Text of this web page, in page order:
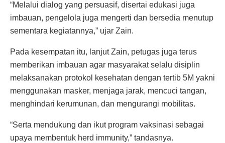
“Melalui dialog yang persuasif, disertai edukasi juga
imbauan, pengelola juga mengerti dan bersedia menutup
sementara kegiatannya,” ujar Zain.
Pada kesempatan itu, lanjut Zain, petugas juga terus
memberikan imbauan agar masyarakat selalu disiplin
melaksanakan protokol kesehatan dengan tertib 5M yakni
menggunakan masker, menjaga jarak, mencuci tangan,
menghindari kerumunan, dan mengurangi mobilitas.
“Serta mendukung dan ikut program vaksinasi sebagai
upaya membentuk herd immunity,” tandasnya.